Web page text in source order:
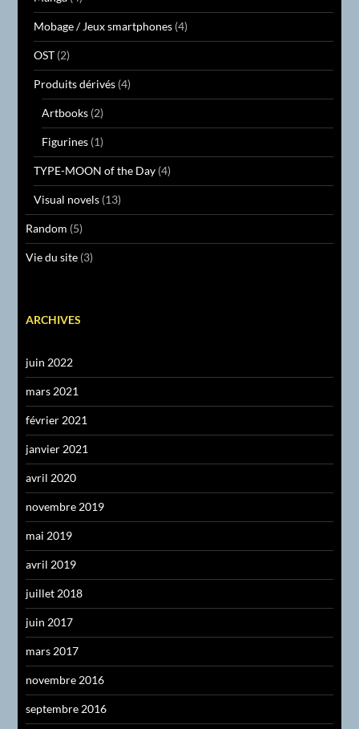
Mobage / Jeux smartphones (4)
OST (2)
Produits dérivés (4)
Artbooks (2)
Figurines (1)
TYPE-MOON of the Day (4)
Visual novels (13)
Random (5)
Vie du site (3)
ARCHIVES
juin 2022
mars 2021
février 2021
janvier 2021
avril 2020
novembre 2019
mai 2019
avril 2019
juillet 2018
juin 2017
mars 2017
novembre 2016
septembre 2016